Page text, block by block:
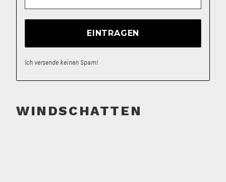
Ich versende keinen Spam!
WINDSCHATTEN